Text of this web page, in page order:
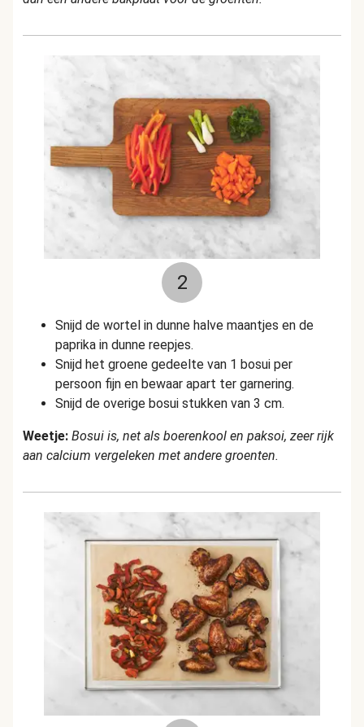
2
Snijd de wortel in dunne halve maantjes en de
paprika in dunne reepjes.
Snijd het groene gedeelte van 1 bosui per
persoon fijn en bewaar apart ter garnering.
Snijd de overige bosui stukken van 3 cm.
Weetje: Bosui is, net als boerenkool en paksoi, zeer rijk
aan calcium vergeleken met andere groenten.